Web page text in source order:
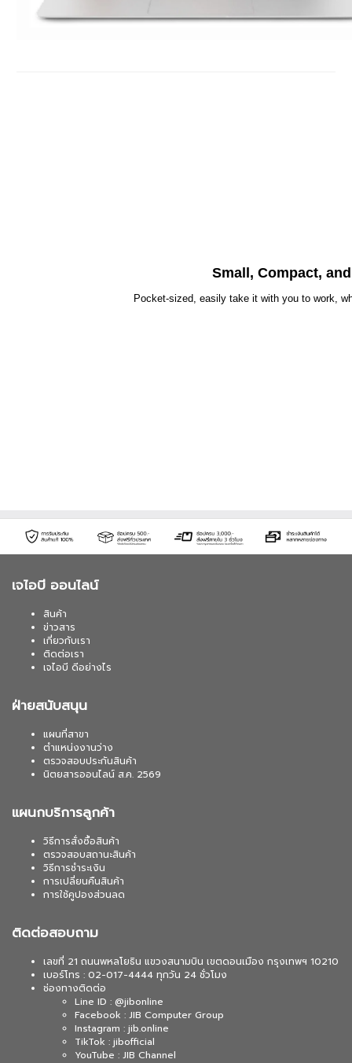
Small, Compact,
Pocket-sized, easily take it with you to work,
เจไอบี ออนไลน์
สินค้า
ข่าวสาร
เกี่ยวกับเรา
ติดต่อเรา
เจไอบี ดีอย่างไร
ฝ่ายสนับสนุน
แผนที่สาขา
ตำแหน่งงานว่าง
ตรวจสอบประกันสินค้า
นิตยสารออนไลน์ ส.ค. 2569
แผนกบริการลูกค้า
วิธีการสั่งซื้อสินค้า
ตรวจสอบสถานะสินค้า
วิธีการชำระเงิน
การเปลี่ยนคืนสินค้า
การใช้คูปองส่วนลด
ติดต่อสอบถาม
เลขที่ 21 ถนนพหลโยธิน แขวงสนามบิน เขตดอนเมือง กรุงเทพฯ 10210
เบอร์โทร : 02-017-4444 ทุกวัน 24 ชั่วโมง
ช่องทางติดต่อ
Line ID : @jibonline
Facebook : JIB Computer Group
Instagram : jib.online
TikTok : jibofficial
YouTube : JIB Channel